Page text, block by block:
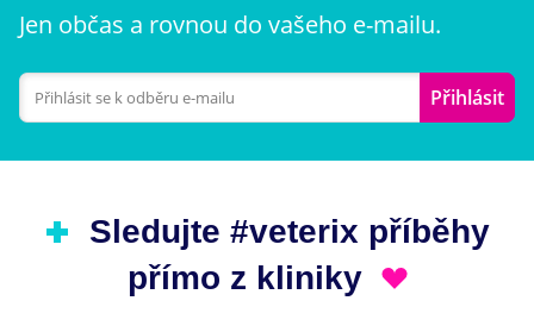
Jen občas a rovnou do vašeho e-mailu.
Přihlásit
Sledujte #veterix příběhy
přímo z kliniky